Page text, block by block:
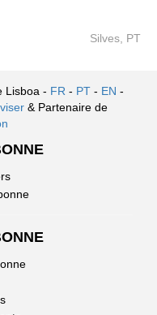
Silves, PT
Lisboa - FR - PT - EN -
& Partenaire de